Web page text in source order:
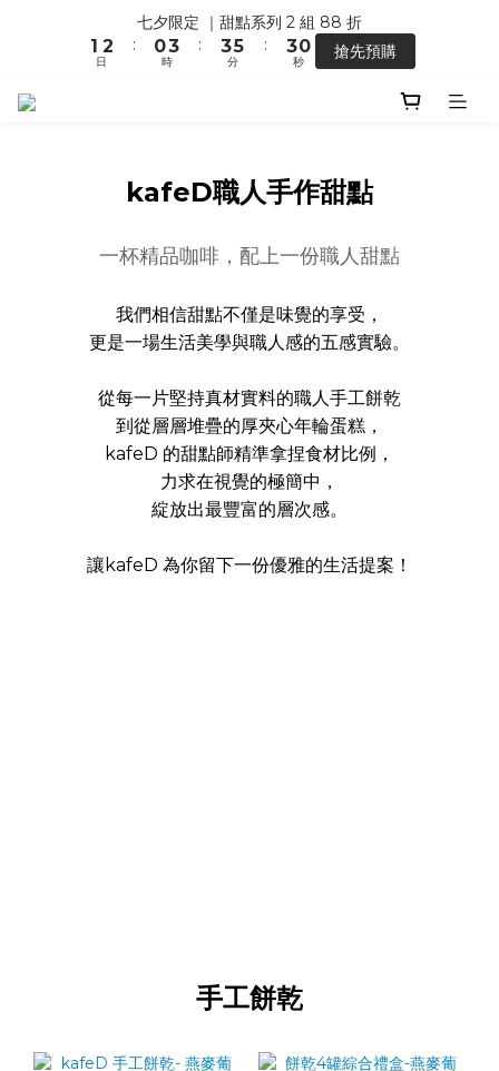
【馬年開運】電商單筆消費滿 $1,500，即贈「幸運小馬」
1
0
1
0
1
0
3
2
1
1
0
七夕限定 ｜甜點系列 2 組 88 折
1
0
2
1
日
:
1
0
4
3
2
時
:
4
3
2
6
5
4
分
:
4
3
2
1
0
秒
搶先預購
kafeD職人手作甜點
一杯精品咖啡，配上一份職人甜點
我們相信甜點不僅是味覺的享受，
更是一場生活美學與職人感的五感實驗。
從每一片堅持真材實料的職人手工餅乾
到從層層堆疊的厚夾心年輪蛋糕，
kafeD 的甜點師精準拿捏食材比例，
力求在視覺的極簡中，
綻放出最豐富的層次感。
讓kafeD 為你留下一份優雅的生活提案！
手工餅乾